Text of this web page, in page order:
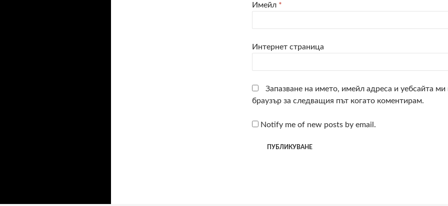
Имейл *
Интернет страница
Запазване на името, имейл адреса и уебсайта ми
браузър за следващия път когато коментирам.
Notify me of new posts by email.